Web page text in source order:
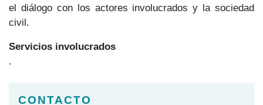
el diálogo con los actores involucrados y la sociedad
civil.
Servicios involucrados
.